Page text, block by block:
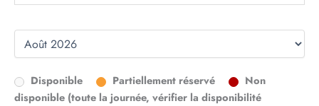
Disponible Partiellement réservé
Non
disponible (toute la journée, vérifier la disponibilité